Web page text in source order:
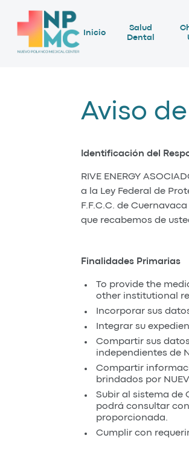
Inicio
Salud
Dental
Aviso
Identificación del
RIVE ENERGY
a la Ley Federal de
F.F.C.C. de
que recabemos de
Finalidades Primarias
To provide the
other institutional
Incorporar sus
Integrar su
Compartir sus
independientes de
Compartir
brindados por
Subir al sistema de
podrá consultar
proporcionada.
Cumplir con